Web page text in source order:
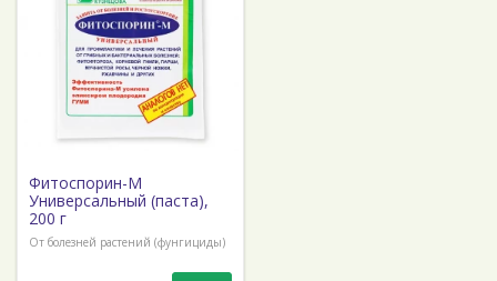
Фитоспорин-М
Универсальный (паста),
200 г
От болезней растений (фунгициды)